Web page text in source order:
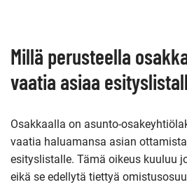
Millä perusteella
vaatia asiaa
Osakkaalla on asunto-
vaatia haluamansa asian
esityslistalle. Tämä oikeus kuuluu
eikä se edellytä tiettyä